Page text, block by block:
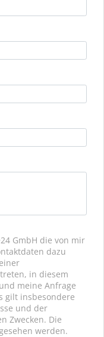
GmbH die von mir
dazu
in diesem
meine Anfrage
gilt insbesondere
und der
Zwecken. Die
werden.